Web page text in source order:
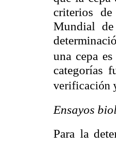
criterios
Mundial
una cepa
categorías
verificación
Ensayos
Para la